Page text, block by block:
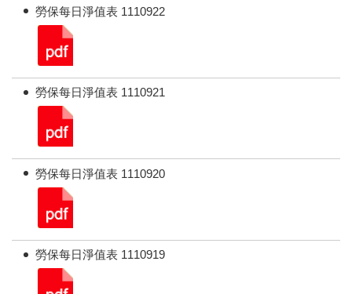
勞保每日淨值表 1110922
勞保每日淨值表 1110921
勞保每日淨值表 1110920
勞保每日淨值表 1110919